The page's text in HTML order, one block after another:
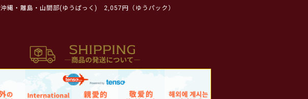
沖縄・離島・山間部(ゆうぱっく)
2,057円（ゆうパック）